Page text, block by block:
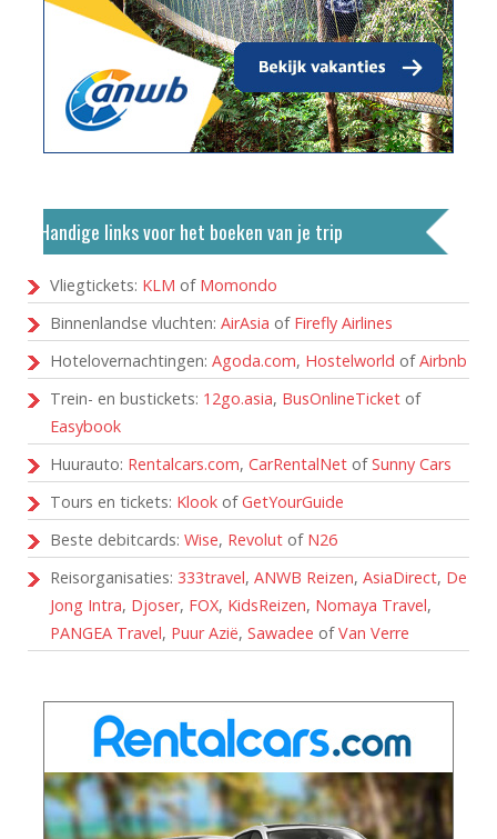
Handige links voor het boeken van je trip
Vliegtickets: KLM of Momondo
Binnenlandse vluchten: AirAsia of Firefly Airlines
Hotelovernachtingen: Agoda.com, Hostelworld ofAirbnb
Trein- en bustickets: 12go.asia, BusOnlineTicket of
Easybook
Huurauto: Rentalcars.com, CarRentalNet ofSunny Cars
Tours en tickets: Klook ofGetYourGuide
Beste debitcards: Wise, Revolut of N26
Reisorganisaties: 333travel, ANWB Reizen, AsiaDirect, De
Jong Intra, Djoser, FOX, KidsReizen, Nomaya Travel,
PANGEA Travel, Puur Azië, Sawadee ofVan Verre